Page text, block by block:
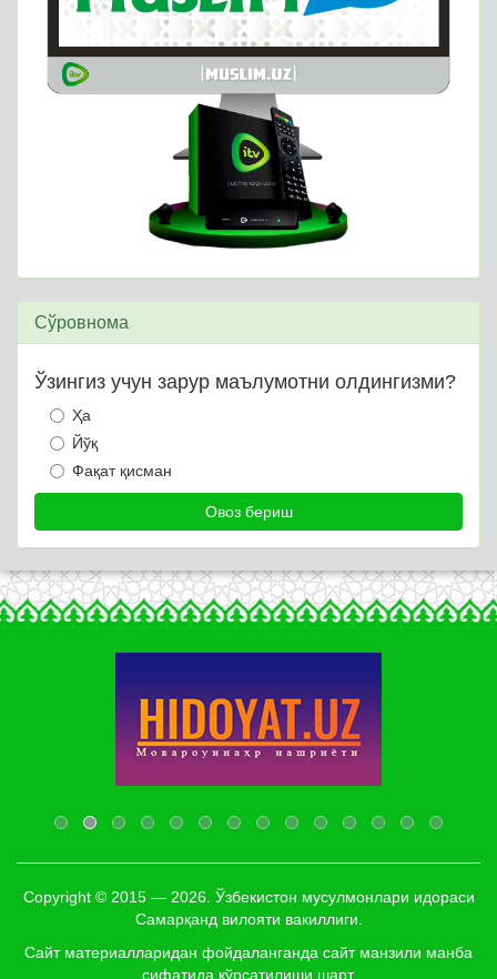
Сўровнома
Ўзингиз учун зарур маълумотни олдингизми?
Ҳа
Йўқ
Фақат қисман
Copyright © 2015 — 2026. Ўзбекистон мусулмонлари идораси
Самарқанд вилояти вакиллиги.
Сайт материалларидан фойдаланганда сайт манзили манба
сифатида кўрсатилиши шарт.